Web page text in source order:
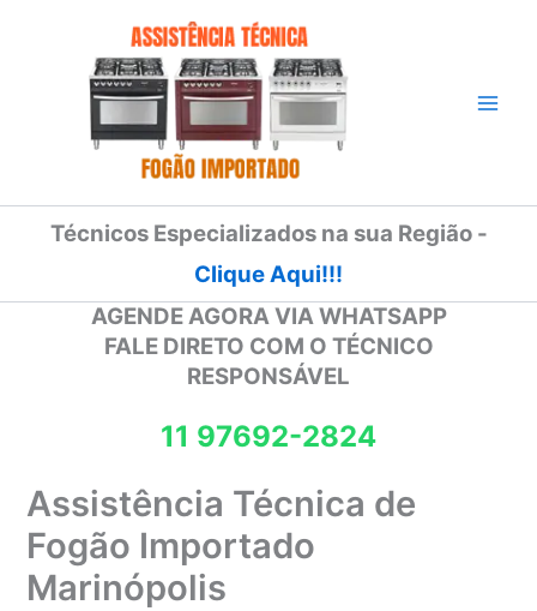
Técnicos Especializados na sua Região -
Clique Aqui!!!
AGENDE AGORA VIA WHATSAPP
FALE DIRETO COM O TÉCNICO
RESPONSÁVEL
11 97692-2824
Assistência Técnica de
Fogão Importado
Marinópolis